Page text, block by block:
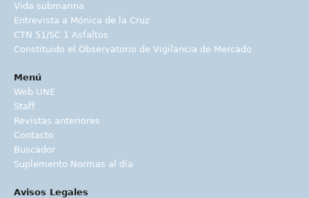
Vida submarina
Entrevista a Mónica de la Cruz
CTN 51/SC 1 Asfaltos
Constituido el Observatorio de Vigilancia de Mercado
Menú
Web UNE
Staff
Revistas anteriores
Contacto
Buscador
Suplemento Normas al día
Avisos Legales